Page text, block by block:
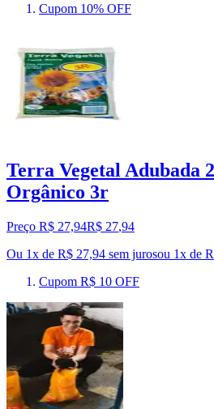
Cupom 10% OFF
Terra Vegetal Adubada
Orgânico 3r
Preço R$ 27,94R$ 27,94
Ou 1x de R$ 27,94 sem jurosou 1x de
Cupom R$ 10 OFF